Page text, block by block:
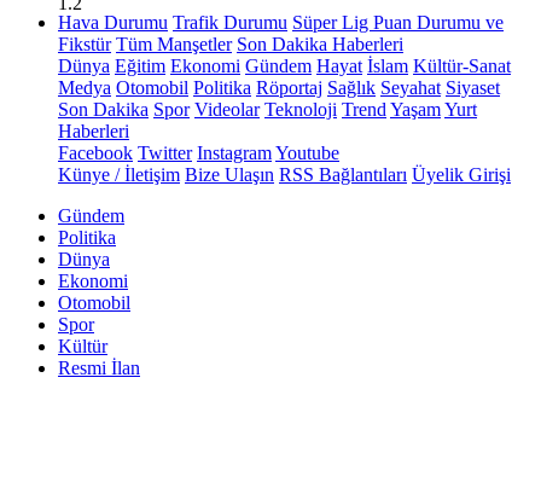
Hava Durumu Trafik Durumu Süper Lig Puan Durumu ve
Fikstür Tüm Manşetler Son Dakika Haberleri
Dünya Eğitim Ekonomi Gündem Hayat İslam Kültür-Sanat
Medya Otomobil Politika Röportaj Sağlık Seyahat Siyaset
Son Dakika Spor Videolar Teknoloji Trend YaşamYurt
Haberleri
Facebook Twitter InstagramYoutube
Künye / İletişim Bize Ulaşın RSS Bağlantıları Üyelik Girişi
Gündem
Politika
Dünya
Ekonomi
Otomobil
Spor
Kültür
Resmi İlan